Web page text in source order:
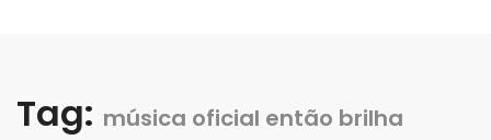
Tag: música oficial então brilha